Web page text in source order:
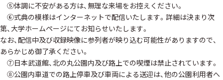
⑤体調に不安がある方は、無理な来場をお控えください。
⑥式典の模様はインターネットで配信いたします。詳細は決まり次
第、大学ホームページにてお知らせいたします。
なお、配信中及び収録映像に参列者が映り込む可能性がありますので、
あらかじめ御了承ください。
⑦日本武道館、北の丸公園内及び路上での喫煙は禁止されています。
⑧公園内車道での路上停車及び車両による送迎は、他の公園利用者へ